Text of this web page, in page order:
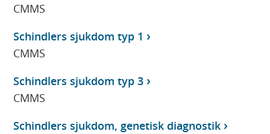
CMMS
Schindlers sjukdom typ 1
CMMS
Schindlers sjukdom typ 3
CMMS
Schindlers sjukdom, genetisk diagnostik